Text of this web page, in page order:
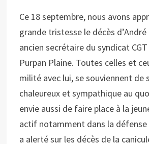
Ce 18 septembre, nous avons
grande tristesse le décès
ancien secrétaire du syndicat
Purpan Plaine. Toutes celles et
milité avec lui, se souviennent de
chaleureux et sympathique au
envie aussi de faire place à la
actif notamment dans la défense
a alerté sur les décès de la